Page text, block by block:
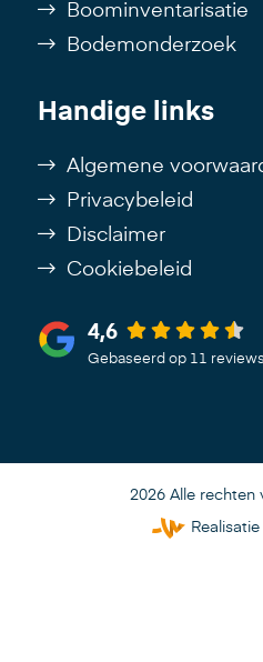
Boominventarisatie
Bodemonderzoek
Handige links
Algemene
Privacybeleid
Disclaimer
Cookiebeleid
4,6
Gebaseerd op 11 reviews
2026 Alle rechten